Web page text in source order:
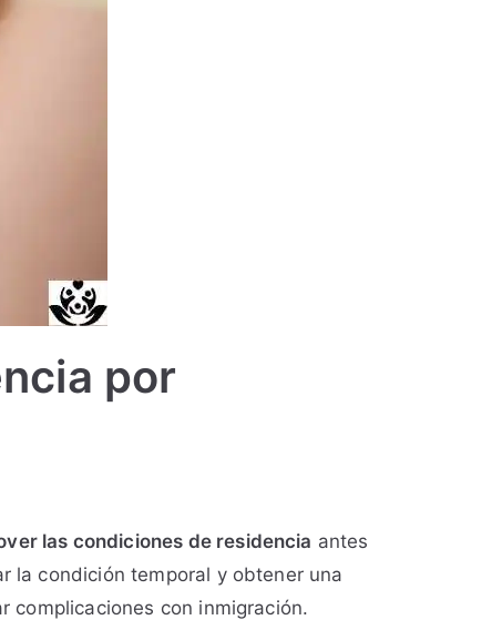
por
las condiciones de residencia antes
la condición temporal y obtener una
complicaciones con inmigración.